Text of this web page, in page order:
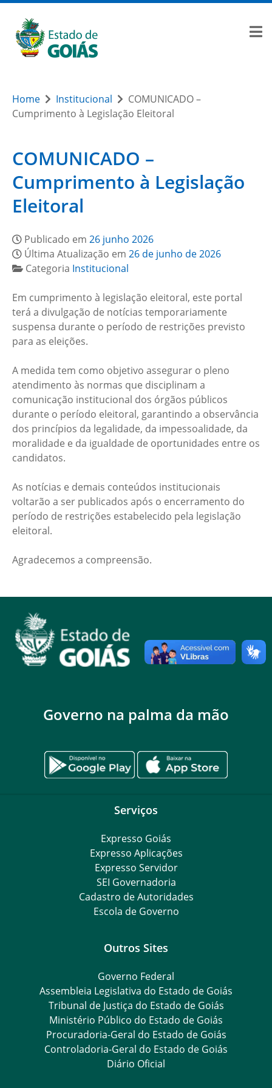
Home Institucional
COMUNICADO –
Cumprimento à Legislação Eleitoral
COMUNICADO –
Cumprimento à Legislação
Eleitoral
Publicado em 26 junho 2026
Última Atualização em 26 de junho de 2026
Categoria Institucional
Em cumprimento à legislação eleitoral, este portal
terá a divulgação de notícias temporariamente
suspensa durante o período de restrições previsto
para as eleições.
A medida tem como objetivo assegurar o pleno
atendimento às normas que disciplinam a
comunicação institucional dos órgãos públicos
durante o período eleitoral, garantindo a observância
dos princípios da legalidade, da impessoalidade, da
moralidade e da igualdade de oportunidades entre os
candidatos.
As notícias e demais conteúdos institucionais
voltarão a ser publicados após o encerramento do
período de restrições estabelecido pela legislação
eleitoral.
Agradecemos a compreensão.
Governo na palma da mão
Serviços
Expresso Goiás
Expresso Aplicações
Expresso Servidor
SEI Governadoria
Cadastro de Autoridades
Escola de Governo
Outros Sites
Governo Federal
Assembleia Legislativa do Estado de Goiás
Tribunal de Justiça do Estado de Goiás
Ministério Público do Estado de Goiás
Procuradoria-Geral do Estado de Goiás
Controladoria-Geral do Estado de Goiás
Diário Oficial